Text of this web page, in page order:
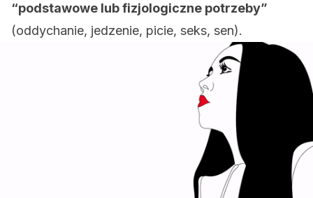
“podstawowe lub fizjologiczne potrzeby”
(oddychanie, jedzenie, picie, seks, sen).